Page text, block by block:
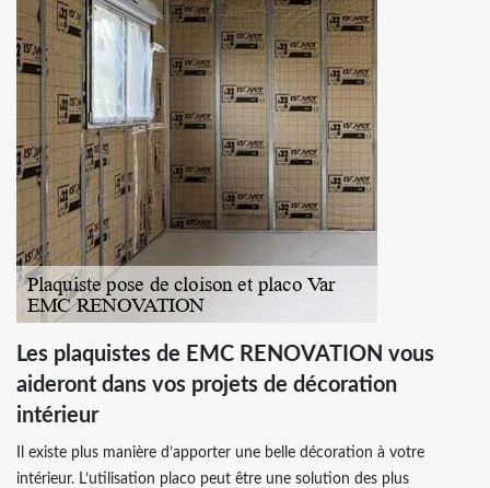
Les plaquistes de EMC RENOVATION vous
aideront dans vos projets de décoration
intérieur
Il existe plus manière d’apporter une belle décoration à votre
intérieur. L’utilisation placo peut être une solution des plus